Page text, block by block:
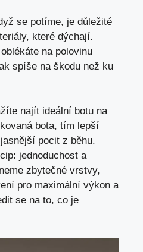
se potíme, je důležité
které dýchají.
na polovinu
spíše na škodu než ku
najít ideální botu na
bota, tím lepší
pocit z běhu.
jednoduchost a
zbytečné vrstvy,
pro maximální výkon a
se na to, co je